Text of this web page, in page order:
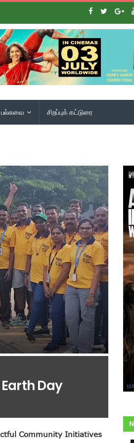
பல்சுவை சிறப்புக் கட்டுரை
Day
Community Initiatives